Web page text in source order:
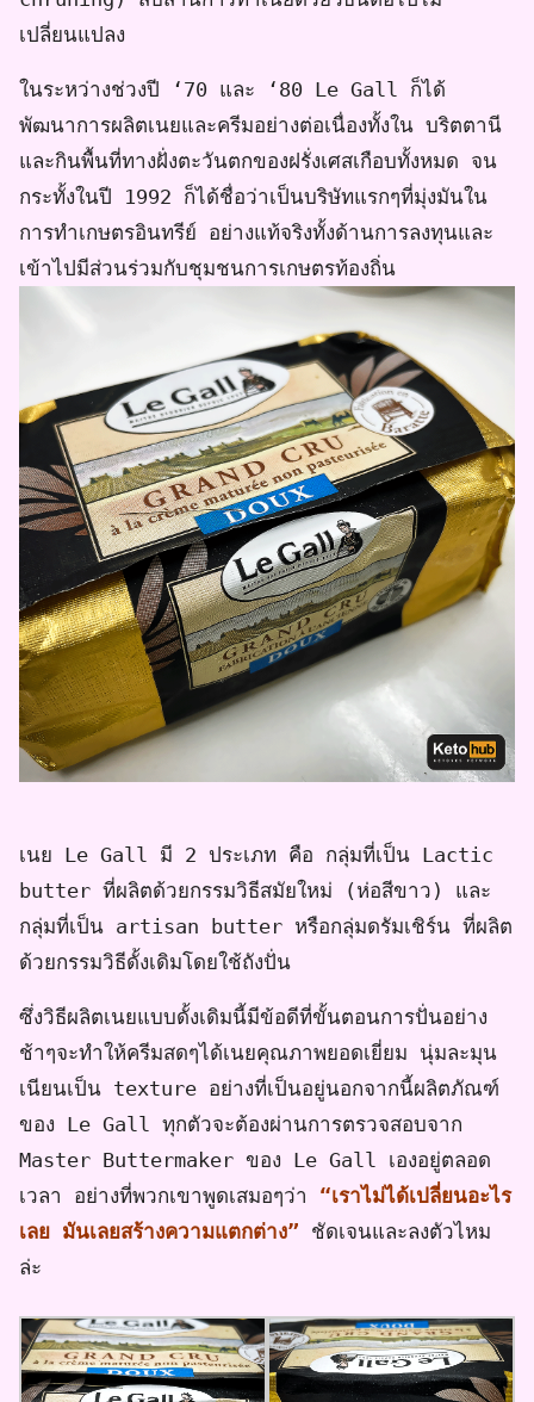
เปลี่ยนแปลง
ในระหว่างช่วงปี ‘70 และ ‘80 Le Gall ก็ได้
พัฒนาการผลิตเนยและครีมอย่างต่อเนื่องทั้งใน บริตตานี
และกินพื้นที่ทางฝั่งตะวันตกของฝรั่งเศสเกือบทั้งหมด จน
กระทั้งในปี 1992 ก็ได้ชื่อว่าเป็นบริษัทแรกๆที่มุ่งมันใน
การทำเกษตรอินทรีย์ อย่างแท้จริงทั้งด้านการลงทุนและ
เข้าไปมีส่วนร่วมกับชุมชนการเกษตรท้องถิ่น
เนย Le Gall มี 2 ประเภท คือ กลุ่มที่เป็น Lactic
butter ที่ผลิตด้วยกรรมวิธีสมัยใหม่ (ห่อสีขาว) และ
กลุ่มที่เป็น artisan butter หรือกลุ่มดรัมเชิร์น ที่ผลิต
ด้วยกรรมวิธีดั้งเดิมโดยใช้ถังปั่น
ซึ่งวิธีผลิตเนยแบบดั้งเดิมนี้มีข้อดีที่ขั้นตอนการปั่นอย่าง
ช้าๆจะทำให้ครีมสดๆได้เนยคุณภาพยอดเยี่ยม นุ่มละมุน
เนียนเป็น texture อย่างที่เป็นอยู่นอกจากนี้ผลิตภัณฑ์
ของ Le Gall ทุกตัวจะต้องผ่านการตรวจสอบจาก
Master Buttermaker ของ Le Gall เองอยู่ตลอด
เวลา อย่างที่พวกเขาพูดเสมอๆว่า “เราไม่ได้เปลี่ยนอะไร
เลย มันเลยสร้างความแตกต่าง” ชัดเจนและลงตัวไหม
ล่ะ